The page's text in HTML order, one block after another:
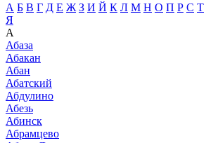
А Б В Г Д Е Ж З И Й К Л М Н О П Р С Т
Я
А
Абаза
Абакан
Абан
Абатский
Абдулино
Абезь
Абинск
Абрамцево